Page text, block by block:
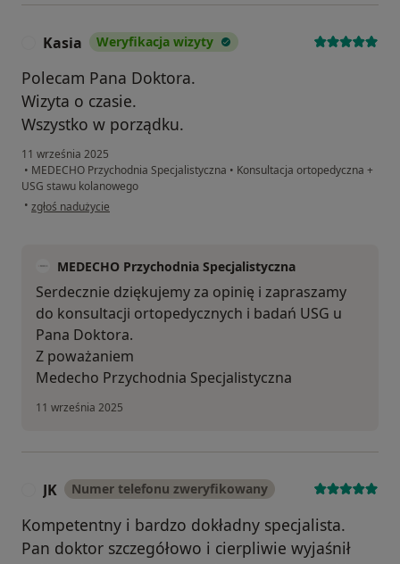
Kasia Weryfikacja wizyty
Polecam Pana Doktora.
Wizyta o czasie.
Wszystko w porządku.
11 września 2025
• MEDECHO Przychodnia Specjalistyczna • Konsultacja ortopedyczna +
USG stawu kolanowego
• w opinii użytkownika Kasia
zgłoś nadużycie
MEDECHO Przychodnia Specjalistyczna
Serdecznie dziękujemy za opinię i zapraszamy
do konsultacji ortopedycznych i badań USG u
Pana Doktora.
Z poważaniem
Medecho Przychodnia Specjalistyczna
11 września 2025
JK Numer telefonu zweryfikowany
Kompetentny i bardzo dokładny specjalista.
Pan doktor szczegółowo i cierpliwie wyjaśnił